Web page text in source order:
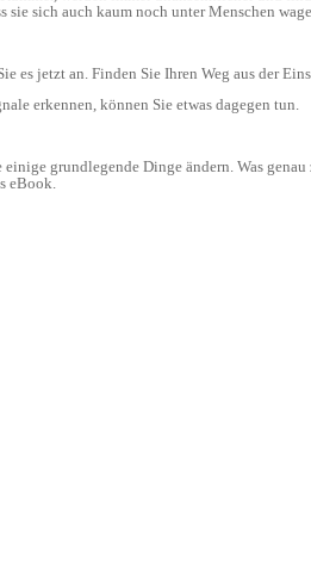
auch kaum noch Kontakte. Sie fühlen sich so unattraktiv, dass sie sich auch kaum noch unter
Kommt Ihnen das alles irgendwie bekannt vor? Dann gehen Sie es jetzt an. Finden Sie
Einsamkeit, das muss nicht sein. Wenn Sie rechtzeitig die Signale erkennen, können Sie etwas dagegen tun.
eBook.